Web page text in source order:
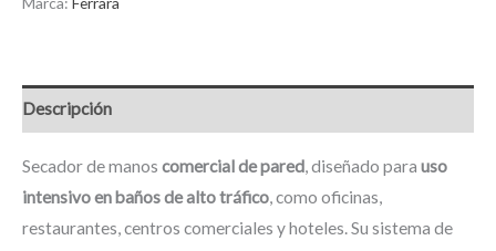
Descripción
Secador de manos comercial de pared , diseñado para uso
intensivo en baños de alto tráfico , como oficinas,
restaurantes, centros comerciales y hoteles. Su sistema de